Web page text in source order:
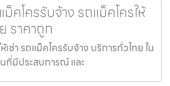
ม็คโครรับจ้าง รถแม็คโครให้
ราคาถูก
เช่า รถแม็คโครรับจ้าง บริการทั่วไทย ใน
ที่มีประสบการณ์ และ